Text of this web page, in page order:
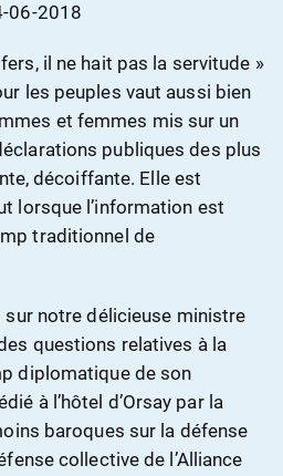
06-2018
il ne hait pas la servitude »
les peuples vaut aussi bien
et femmes mis sur un
publiques des plus
décoiffante. Elle est
lorsque l’information est
traditionnel de
sur notre délicieuse ministre
questions relatives à la
diplomatique de son
à l’hôtel d’Orsay par la
baroques sur la défense
collective de l’Alliance